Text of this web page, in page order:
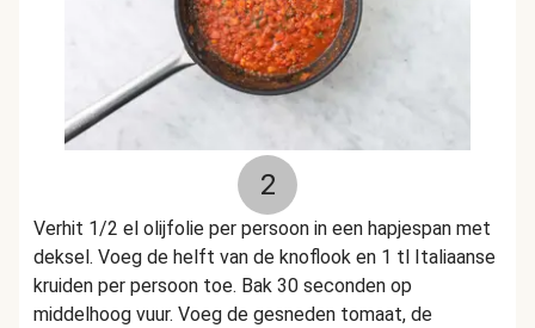
2
Verhit 1/2 el olijfolie per persoon in een hapjespan met
deksel. Voeg de helft van de knoflook en 1 tl Italiaanse
kruiden per persoon toe. Bak 30 seconden op
middelhoog vuur. Voeg de gesneden tomaat, de